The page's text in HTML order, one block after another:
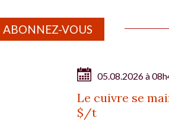
ABONNEZ-VOUS
05.08.2026 à
Le cuivre se
$/t